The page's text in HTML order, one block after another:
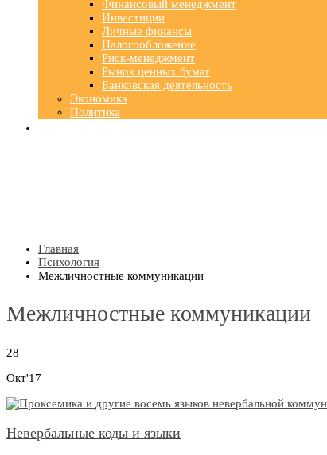
Финансовый менеджмент
Инвестиции
Личные финансы
Налогообложение
Риск-менеджмент
Рынок ценных бумаг
Банковская деятельность
Экономика
Политика
Главная
Психология
Межличностные коммуникации
Межличностные коммуникации
28
Окт'17
Невербальные коды и языки